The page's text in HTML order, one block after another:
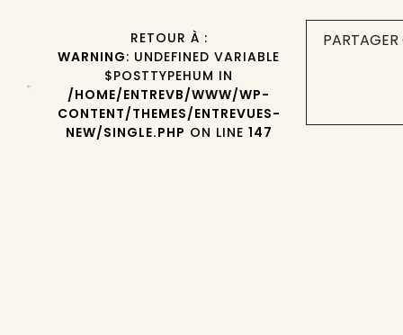
RETOUR À :
WARNING: UNDEFINED VARIABLE
$POSTTYPEHUM IN
/HOME/ENTREVB/WWW/WP-
CONTENT/THEMES/ENTREVUES-
NEW/SINGLE.PHP ON LINE 147